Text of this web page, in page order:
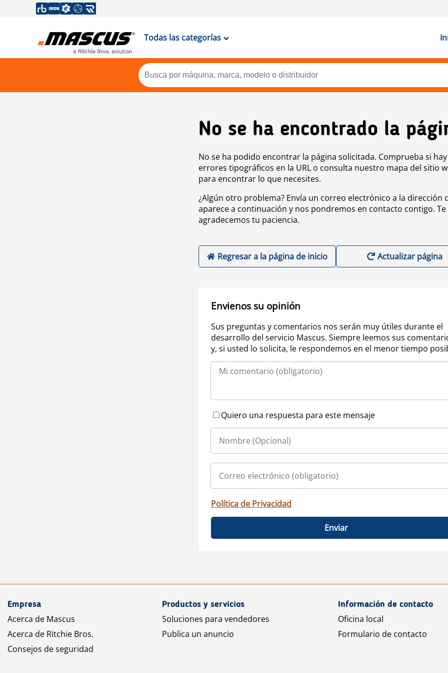
Todas las categorías
No se ha encontrado la
No se ha podido encontrar la página solicitada. Comprueba si hay
errores tipográficos en la URL o consulta nuestro mapa del sitio
para encontrar lo que necesites.
¿Algún otro problema? Envía un correo electrónico a la dirección
aparece a continuación y nos pondremos en contacto contigo. Te
agradecemos tu paciencia.
Regresar a la página de inicio Actualizar página
Envienos su opinión
Sus preguntas y comentarios nos serán muy útiles durante el
desarrollo del servicio Mascus. Siempre leemos sus
y, si usted lo solicita, le respondemos en el menor tiempo
Quiero una respuesta para este mensaje
Política de Privacidad
Enviar
Empresa
Acerca de Mascus
Acerca de Ritchie Bros.
Consejos de seguridad
Productos y servicios
Soluciones para vendedores
Publica un anuncio
Información de contacto
Oficina local
Formulario de contacto